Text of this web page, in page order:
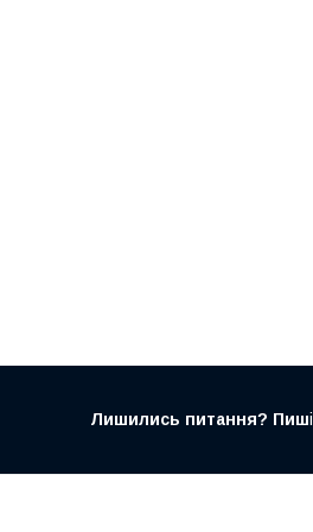
Лишились питання? Пиші